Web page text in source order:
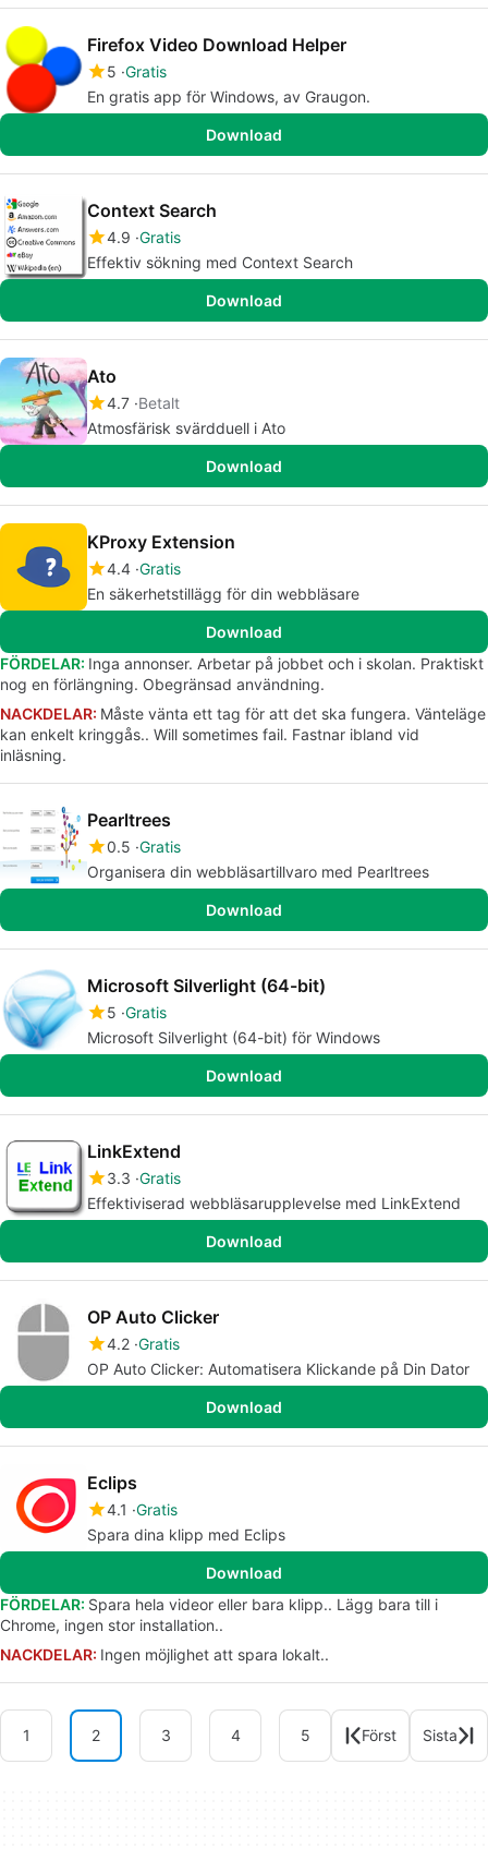
Firefox Video Download Helper
5 Gratis
En gratis app för Windows, av Graugon.
Download
Context Search
4.9 Gratis
Effektiv sökning med Context Search
Download
Ato
4.7 Betalt
Atmosfärisk svärdduell i Ato
Download
KProxy Extension
4.4 Gratis
En säkerhetstillägg för din webbläsare
Download
FÖRDELAR: Inga annonser. Arbetar på jobbet och i skolan. Praktiskt
nog en förlängning. Obegränsad användning.
NACKDELAR: Måste vänta ett tag för att det ska fungera. Vänteläge
kan enkelt kringgås.. Will sometimes fail. Fastnar ibland vid
inläsning.
Pearltrees
0.5 Gratis
Organisera din webbläsartillvaro med Pearltrees
Download
Microsoft Silverlight (64-bit)
5 Gratis
Microsoft Silverlight (64-bit) för Windows
Download
LinkExtend
3.3 Gratis
Effektiviserad webbläsarupplevelse med LinkExtend
Download
OP Auto Clicker
4.2 Gratis
OP Auto Clicker: Automatisera Klickande på Din Dator
Download
Eclips
4.1 Gratis
Spara dina klipp med Eclips
Download
FÖRDELAR: Spara hela videor eller bara klipp.. Lägg bara till i
Chrome, ingen stor installation..
NACKDELAR: Ingen möjlighet att spara lokalt..
1 2 3 4 5 Först Sista